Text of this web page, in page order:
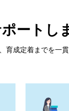
ートし
育成定着までを一